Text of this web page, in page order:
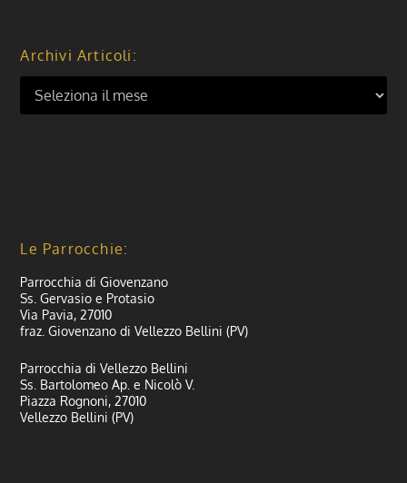
Archivi Articoli:
Le Parrocchie:
Parrocchia di Giovenzano
Ss. Gervasio e Protasio
Via Pavia, 27010
fraz. Giovenzano di Vellezzo Bellini (PV)
Parrocchia di Vellezzo Bellini
Ss. Bartolomeo Ap. e Nicolò V.
Piazza Rognoni, 27010
Vellezzo Bellini (PV)